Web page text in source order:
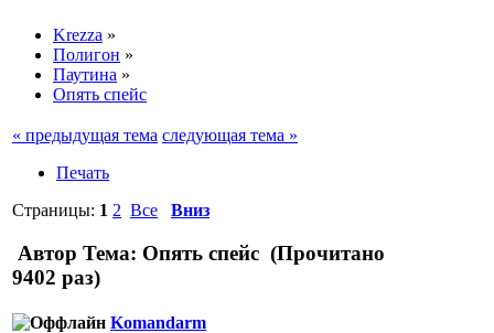
Krezza »
Полигон »
Паутина »
Опять спейс
« предыдущая тема следующая тема »
Печать
Страницы: 1 2 Все Вниз
Автор Тема: Опять спейс (Прочитано
9402 раз)
Komandarm